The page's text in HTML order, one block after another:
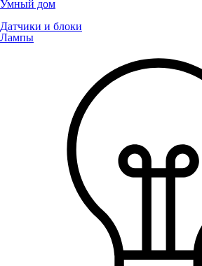
Умный дом
Датчики и блоки
Лампы